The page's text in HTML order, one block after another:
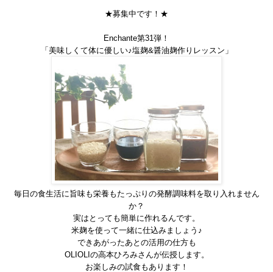
★募集中です！★
Enchante第31弾！
「美味しくて体に優しい♪塩麹&醤油麹作りレッスン 」
毎日の食生活に旨味も栄養もたっぷりの発酵調味料を取り入れません
か？
実はとっても簡単に作れるんです。
米麹を使って一緒に仕込みましょう♪
できあがったあとの活用の仕方も
OLIOLIの高本ひろみさんが伝授します。
お楽しみの試食もあります！